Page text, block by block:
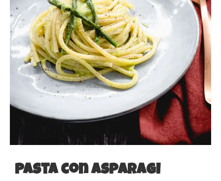
Pasta con asparagi